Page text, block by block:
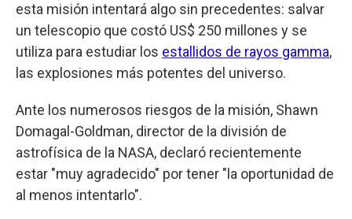
esta misión intentará algo sin precedentes: salvar
un telescopio que costó US$ 250 millones y se
utiliza para estudiar los estallidos de rayos gamma,
las explosiones más potentes del universo.
Ante los numerosos riesgos de la misión, Shawn
Domagal-Goldman, director de la división de
astrofísica de la NASA, declaró recientemente
estar "muy agradecido" por tener "la oportunidad de
al menos intentarlo".